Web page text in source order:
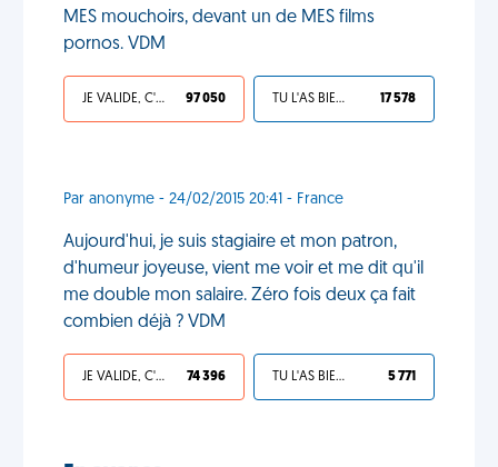
MES mouchoirs, devant un de MES films
pornos. VDM
JE VALIDE, C'EST UNE VDM 97 050 TU L'AS BIEN MÉRITÉ 17 578
Par anonyme - 24/02/2015 20:41 - France
Aujourd'hui, je suis stagiaire et mon patron,
d'humeur joyeuse, vient me voir et me dit qu'il
me double mon salaire. Zéro fois deux ça fait
combien déjà ? VDM
JE VALIDE, C'EST UNE VDM 74 396 TU L'AS BIEN MÉRITÉ 5 771